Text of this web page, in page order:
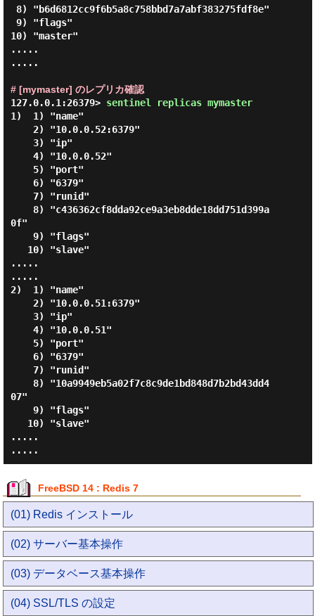
10) "master"
.....
.....
# [mymaster] のレプリカ確認
127.0.0.1:26379> sentinel replicas mymaster
1)  1) "name"
0f"
.....
.....
2)  1) "name"
07"
.....
FreeBSD 14 : Redis 7
(01) Redis インストール
(02) サーバー基本操作
(03) データベース基本操作
(04) SSL/TLS の設定